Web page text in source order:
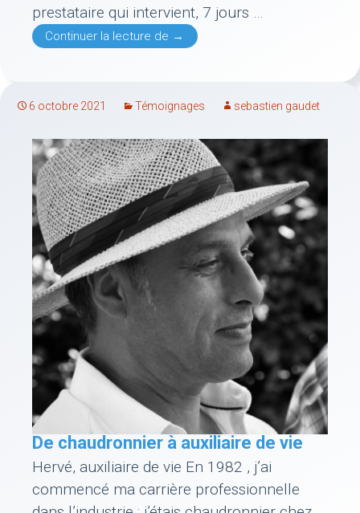
prestataire qui intervient, 7 jours …
Continuer la lecture de CCAS des Ponts-de-Cé
→
6 octobre 2021 Témoignages sebastien gaudet
De chaudronnier à auxiliaire de vie
Hervé, auxiliaire de vie En 1982 , j’ai
commencé ma carrière professionnelle